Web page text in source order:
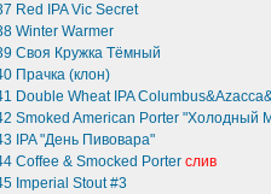
Red IPA Vic Secret
Winter Warmer
Своя Кружка Тёмный
Прачка (клон)
Double Wheat IPA
Smoked American Porter "Холодный
IPA "День Пивовара"
Coffee & Smocked Porter слив
Imperial Stout #3